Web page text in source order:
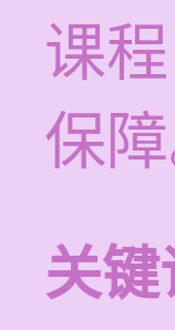
课
保障
关键